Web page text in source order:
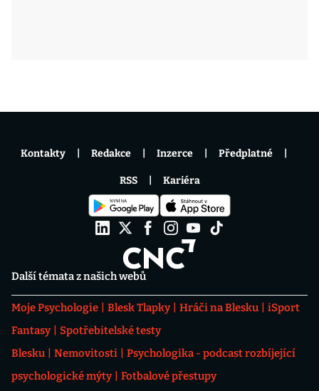
Další témata z našich webů
Moje Psychologie Blesk Tlapky Hráči na Blesku
iSport
Fantasy
Spotřebitelské testy
Blesku
Nemovitosti
Psychologika - podcast rozbíjející
psychologické mýty
Fotbalové přestupy
Kontakty Redakce Inzerce Předplatné
RSS Kariéra